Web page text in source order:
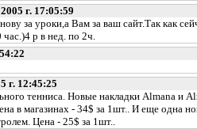
г. 17:05:59
за уроки,а Вам за ваш сайт.Так как
р в нед. по 2ч.
г. 12:45:25
тенниса. Новые накладки Almana и
в магазинах - 34$ за 1шт.. И еще одна
Цена - 25$ за 1шт..